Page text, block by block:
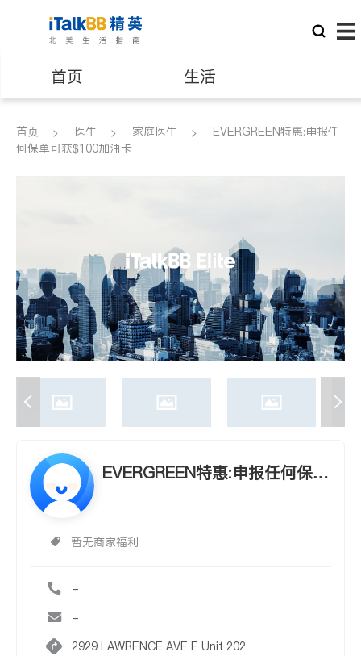
首页 生活
医生 律师
建筑装修
首页 医生 家庭医生
EVERGREEN特惠:申报任
何保单可获$100加油卡
EVERGREEN特惠:申报任何保单
暂无商家福利
-
-
2929 LAWRENCE AVE E Unit 202